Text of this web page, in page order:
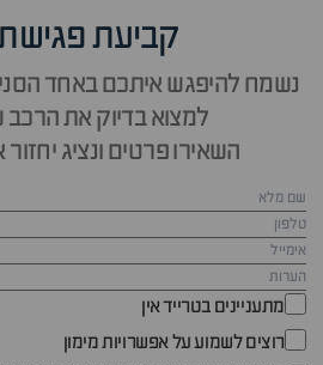
קביעת פגישת
נשמח להיפגש איתכם באחד
למצוא בדיוק את
השאירו פרטים ונציג
מתעניינים בטרייד אין
רוצים לשמוע על אפשרויות מימון